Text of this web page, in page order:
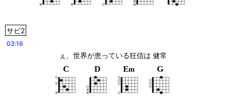
サビ2
03:16
ぇ、世界が患っている狂信は 健常
C D Em G